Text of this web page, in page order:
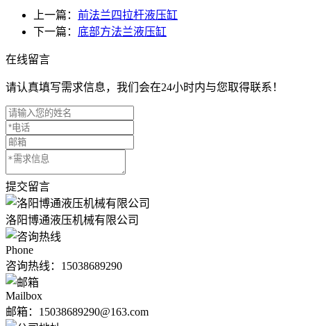
上一篇： 前法兰四拉杆液压缸
下一篇： 底部方法兰液压缸
在线留言
请认真填写需求信息，我们会在24小时内与您取得联系！
提交留言
洛阳博通液压机械有限公司
Phone
咨询热线： 15038689290
Mailbox
邮箱：15038689290@163.com